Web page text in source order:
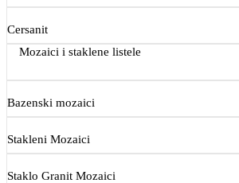
Cersanit
Mozaici i staklene listele
Bazenski mozaici
Stakleni Mozaici
Staklo Granit Mozaici